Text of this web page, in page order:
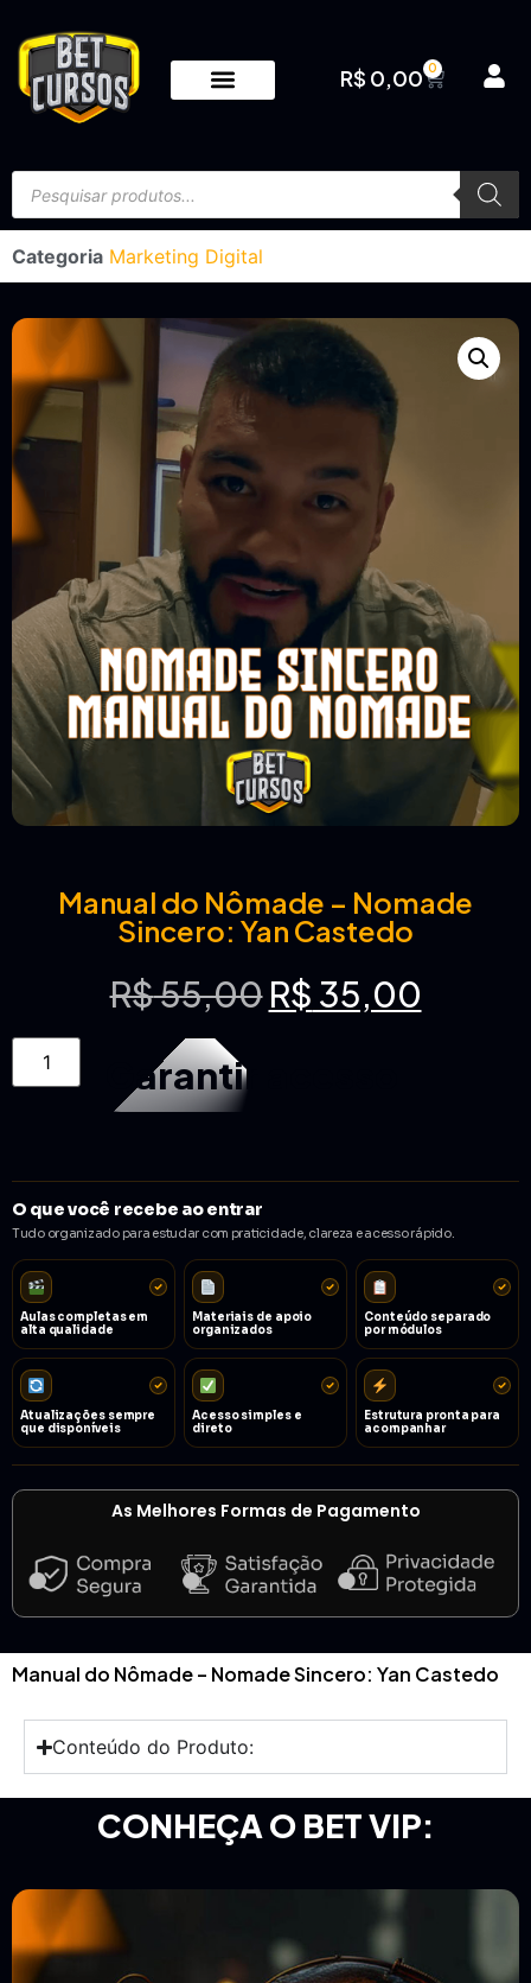
R$ 0,00 0
Categoria Marketing Digital
Manual do Nômade – Nomade
Sincero: Yan Castedo
R$55,00 R$ 35,00
Garantir acesso
O que você recebe ao entrar
Tudo organizado para estudar com praticidade, clareza e acesso rápido.
Aulas completas em
alta qualidade
Materiais de apoio
organizados
Conteúdo separado
por módulos
Atualizações sempre
que disponíveis
Acesso simples e
direto
Estrutura pronta para
acompanhar
As Melhores Formas de Pagamento
Manual do Nômade – Nomade Sincero: Yan Castedo
Conteúdo do Produto:
CONHEÇA O BET VIP: